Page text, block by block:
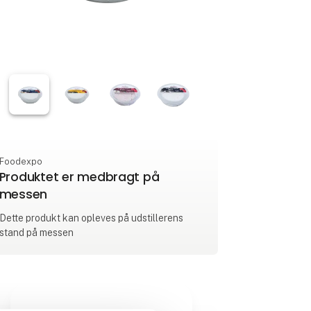
Foodexpo
Produktet er medbragt på
messen
Dette produkt kan opleves på udstillerens
stand på messen